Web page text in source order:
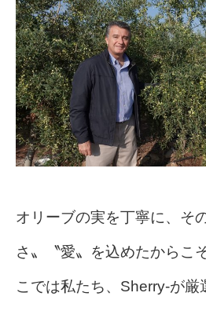
オリーブの実を丁寧に、そ
さ〟〝愛〟を込めたからこ
こでは私たち、Sherry-が厳